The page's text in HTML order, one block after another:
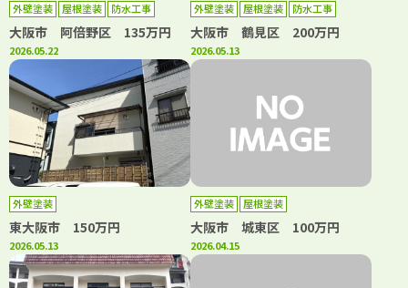
外壁塗装 屋根塗装 防水工事
大阪市 阿倍野区 135万円
2026.05.22
外壁塗装 屋根塗装 防水工事
大阪市 鶴見区 200万円
2026.05.13
外壁塗装
東大阪市 150万円
2026.05.13
外壁塗装 屋根塗装
大阪市 城東区 100万円
2026.04.15